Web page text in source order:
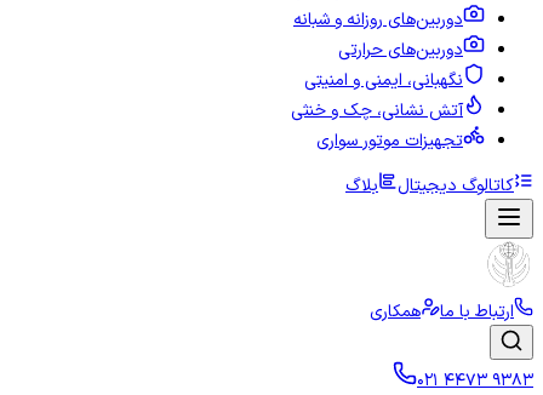
دوربین‌های روزانه و شبانه
دوربین‌های حرارتی
نگهبانی، ایمنی و امنیتی
آتش نشانی، چک و خنثی
تجهیزات موتور سواری
کاتالوگ دیجیتال
بلاگ
ارتباط با ما همکاری
۰۲۱ ۴۴۷۳ ۹۳۸۳